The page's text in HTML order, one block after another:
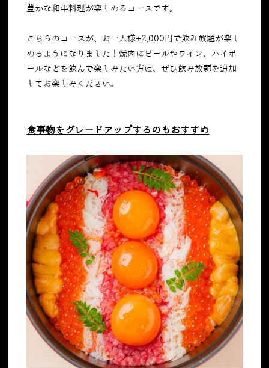
豊かな和牛料理が楽しめるコースです。
こちらのコースが、お一人様+2,000円で飲み放題が楽し
めるようになりました！焼肉にビールやワイン、ハイボ
ールなどを飲んで楽しみたい方は、ぜひ飲み放題を追加
してお楽しみください。
食事物をグレードアップするのもおすすめ